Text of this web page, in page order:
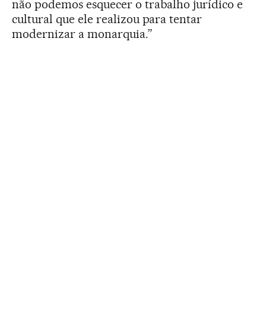
não podemos esquecer o trabalho jurídico e
cultural que ele realizou para tentar
modernizar a monarquia.”